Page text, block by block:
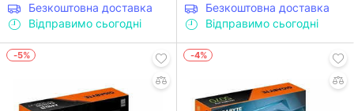
Безкоштовна доставка
Відправимо сьогодні
Безкоштовна доставка
Відправимо сьогодні
-5% -4%